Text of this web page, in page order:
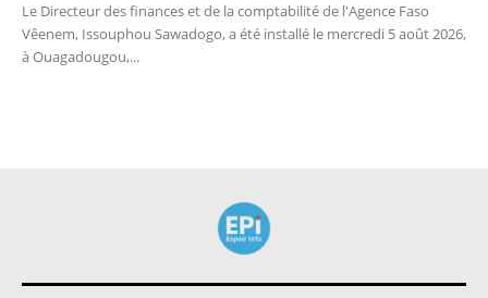
Le Directeur des finances et de la comptabilité de l'Agence Faso
Vêenem, Issouphou Sawadogo, a été installé le mercredi 5 août 2026,
à Ouagadougou,...